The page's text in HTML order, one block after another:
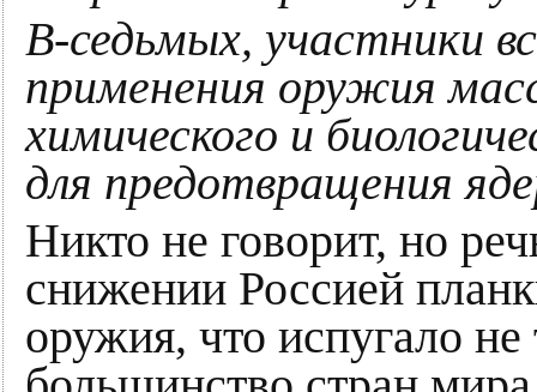
В-седьмых, участники
применения оружия
химического и
для предотвращения
Никто не говорит, но
снижении Россией
оружия, что испугало не